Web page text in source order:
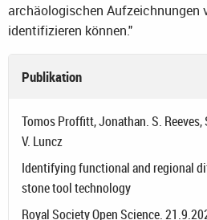
archäologischen Aufzeichnungen
identifizieren können."
Publikation
Tomos Proffitt, Jonathan. S. Reeves,
V. Luncz
Identifying functional and regional
stone tool technology
Royal Society Open Science.